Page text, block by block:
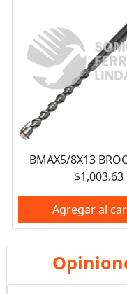
$1,003.63
Agregar al
Anterior